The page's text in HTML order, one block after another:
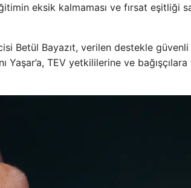
eksik kalmaması ve fırsat eşitliği
Betül Bayazıt, verilen destekle
TEV yetkililerine ve